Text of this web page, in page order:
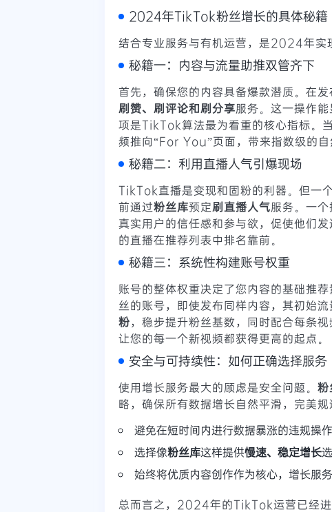
2024年TikTok粉丝增长的具体秘籍
结合专业服务与有机运营，是2024年实
秘籍一：内容与流量助推双管齐下
首先，确保您的内容具备爆款潜质。在
刷赞、刷评论和刷分享服务。这一操作
项是TikTok算法最为看重的核心指标。
频推向“For You”页面，带来指数级的自
秘籍二：利用直播人气引爆现场
TikTok直播是变现和固粉的利器。但一
前通过粉丝库预定刷直播人气服务。一
真实用户的信任感和参与欲，促使他们
的直播在推荐列表中排名靠前。
秘籍三：系统性构建账号权重
账号的整体权重决定了您内容的基础推
丝的账号，即使发布同样内容，其初始
粉，稳步提升粉丝基数，同时配合每条视
让您的每一个新视频都获得更高的起点。
安全与可持续性：如何正确选择服务
使用增长服务最大的顾虑是安全问题。 粉
略，确保所有数据增长自然平滑，完美
避免在短时间内进行数据暴涨的违规操作
选择像粉丝库这样提供慢速、稳定增长
始终将优质内容创作作为核心，增长服务
总而言之，2024年的TikTok运营已经进